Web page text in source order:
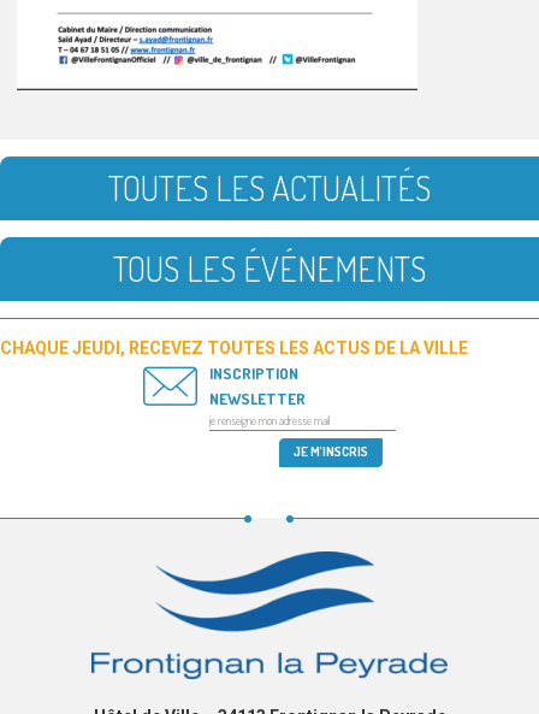
TOUTES LES ACTUALITÉS
TOUS LES ÉVÉNEMENTS
CHAQUE JEUDI, RECEVEZ TOUTES LES ACTUS DE LA VILLE
INSCRIPTION
NEWSLETTER